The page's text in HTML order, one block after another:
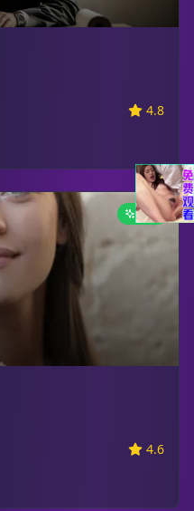
4.8
新剧
4.6